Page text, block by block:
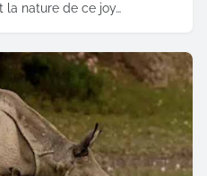
la nature de ce joy…